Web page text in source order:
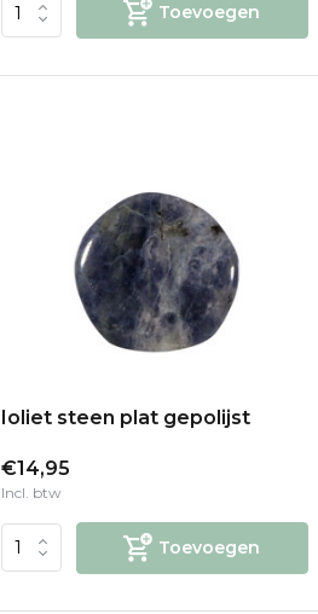
Toevoegen
Ioliet steen plat gepolijst
€14,95
Incl. btw
Toevoegen